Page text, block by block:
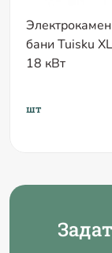
бани Tuisku
18 кВт
шт